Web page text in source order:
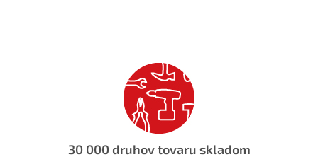
c
i
e
p
r
v
k
30 000 druhov tovaru skladom